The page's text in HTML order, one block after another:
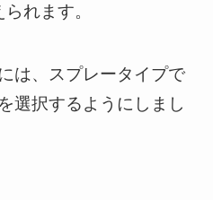
れます。
は、スプレータイプで
選択するようにしまし